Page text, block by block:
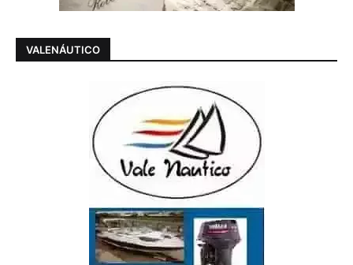
VALENÁUTICO